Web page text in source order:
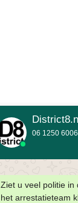
06 1250 6006
Ziet u veel politie in
het arrestatieteam